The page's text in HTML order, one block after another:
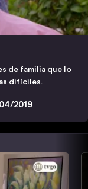
de familia que lo
difíciles.
2019